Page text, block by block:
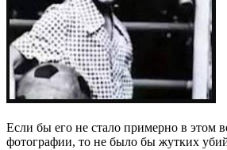
Если бы его не стало примерно в этом
фотографии, то не было бы жутких